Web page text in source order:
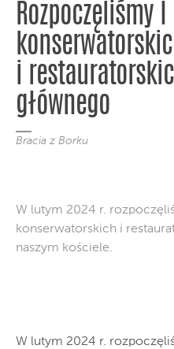
Rozpoczęliśmy
i
głównego
Bracia z Borku
W lutym 2024 r.
konserwatorskich i
naszym kościele.
W lutym 2024 r.